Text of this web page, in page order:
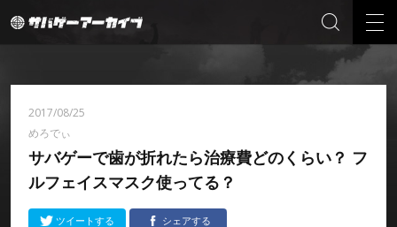
2017/08/25
めろでぃ
サバゲーで歯が折れたら治療費どのくらい？ フ
ルフェイスマスク使ってる？
ツイートする シェアする